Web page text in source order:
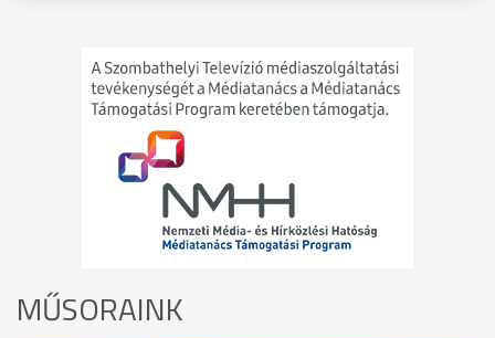
MŰSORAINK